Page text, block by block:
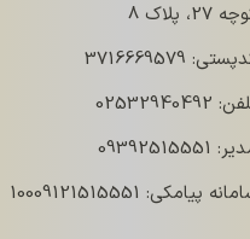
27، پلاک 8
3716669579
02532940492
09392515551
پیامکی: 10009121515551